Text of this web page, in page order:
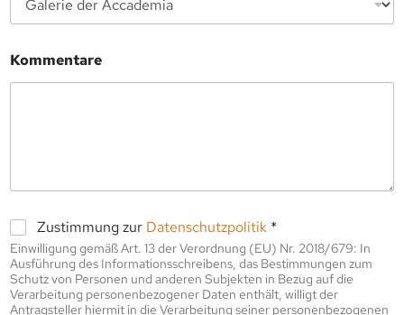
Kommentare
Zustimmung zur Datenschutzpolitik *
Einwilligung gemäß Art. 13 der Verordnung (EU) Nr. 2018/679: In
Ausführung des Informationsschreibens, das Bestimmungen zum
Schutz von Personen und anderen Subjekten in Bezug auf die
Verarbeitung personenbezogener Daten enthält, willigt der
Antragsteller hiermit in die Verarbeitung seiner personenbezogenen